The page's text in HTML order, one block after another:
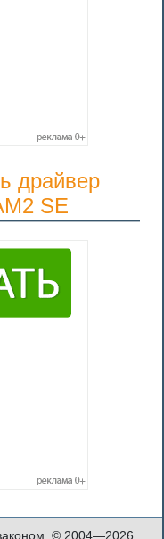
драйвер
SE
© 2004—2026